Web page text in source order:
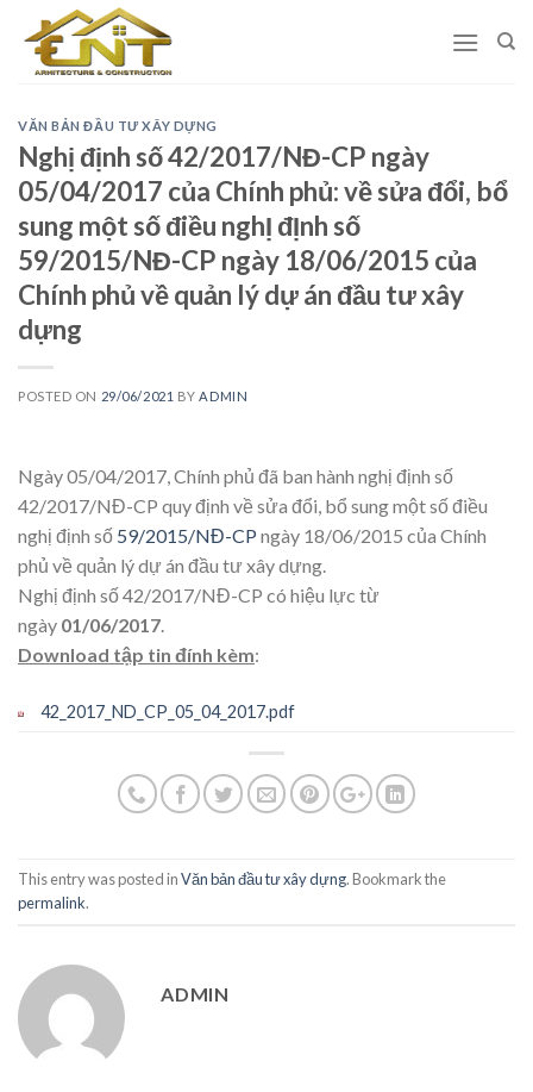
content
VĂN BẢN ĐẦU TƯ XÂY DỰNG
Nghị định số 42/2017/NĐ-CP ngày
05/04/2017 của Chính phủ: về sửa đổi, bổ
sung một số điều nghỊ đỊnh số
59/2015/NĐ-CP ngày 18/06/2015 của
Chính phủ về quản lý dự án đầu tư xây
dựng
POSTED ON 29/06/2021 BY ADMIN
Ngày 05/04/2017, Chính phủ đã ban hành nghị định số
42/2017/NĐ-CP quy định về sửa đổi, bổ sung một số điều
nghị định số 59/2015/NĐ-CP ngày 18/06/2015 của Chính
phủ về quản lý dự án đầu tư xây dựng.
Nghị định số 42/2017/NĐ-CP có hiệu lực từ
ngày 01/06/2017
Download tập tin đính kèm:
42_2017_ND_CP_05_04_2017.pdf
This entry was posted inVăn bản đầu tư xây dựng. Bookmark the
permalink.
ADMIN